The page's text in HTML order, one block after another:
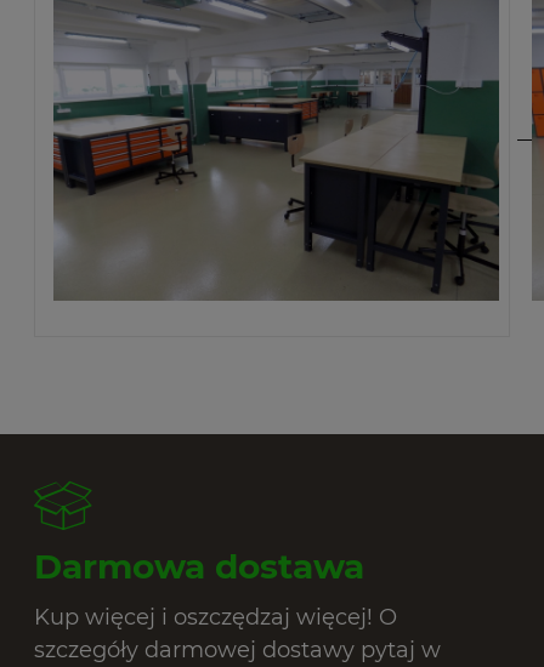
Darmowa dostawa
Kup więcej i oszczędzaj więcej! O
szczegóły darmowej dostawy pytaj w